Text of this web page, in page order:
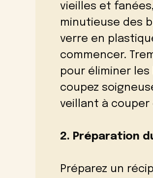
vieilles et
minutieuse des
verre en
commencer.
pour éliminer
coupez
veillant à couper
2. Préparation
Préparez un